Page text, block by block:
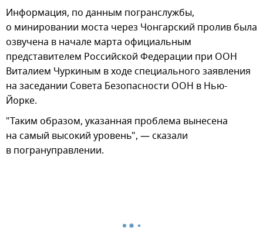
Информация, по данным погранслужбы,
о минировании моста через Чонгарский пролив была
озвучена в начале марта официальным
представителем Российской Федерации при ООН
Виталием Чуркиным в ходе специального заявления
на заседании Совета Безопасности ООН в Нью-
Йорке.
"Таким образом, указанная проблема вынесена
на самый высокий уровень", — сказали
в погрануправлении.